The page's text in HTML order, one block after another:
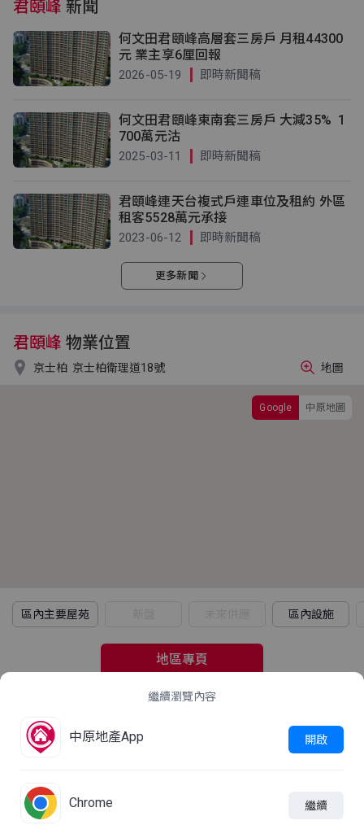
加入比較
君頤峰 新聞
何文田君頤峰高層套三房戶 月租44300
元 業主享6厘回報
2026-05-19 即時新聞稿
何文田君頤峰東南套三房戶 大減35% 1
700萬元沽
2025-03-11 即時新聞稿
君頤峰連天台複式戶連車位及租約 外區
租客5528萬元承接
2023-06-12 即時新聞稿
更多新聞
君頤峰 物業位置
 京士柏 京士柏衛理道18號
Google 中原地圖
地圖
區內主要屋苑 區內設施
地區專頁
2021年人口普查
這屋苑平均家庭住戶每月收入是多少？
立即查看
繼續瀏覽內容
中原地產App 開啟
Chrome 繼續